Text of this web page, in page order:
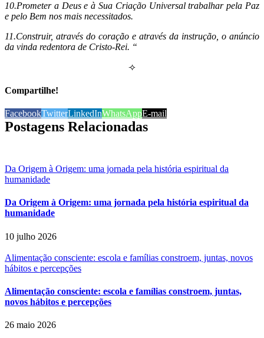
10.Prometer a Deus e à Sua Criação Universal trabalhar pela Paz
e pelo Bem nos mais necessitados.
11.Construir, através do coração e através da instrução, o anúncio
da vinda redentora de Cristo-Rei. “
⟢
Compartilhe!
FacebookTwitterLinkedInWhatsAppE-mail
Postagens Relacionadas
Da Origem à Origem: uma jornada pela história espiritual da
humanidade
Da Origem à Origem: uma jornada pela história espiritual da
humanidade
10 julho 2026
Alimentação consciente: escola e famílias constroem, juntas, novos
hábitos e percepções
Alimentação consciente: escola e famílias constroem, juntas,
novos hábitos e percepções
26 maio 2026